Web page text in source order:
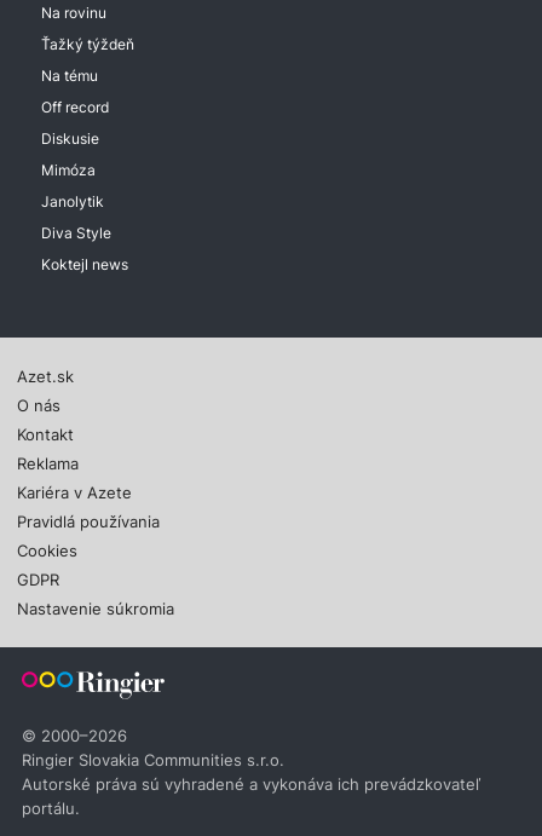
Na rovinu
Ťažký týždeň
Na tému
Off record
Diskusie
Mimóza
Janolytik
Diva Style
Koktejl news
Azet.sk
O nás
Kontakt
Reklama
Kariéra v Azete
Pravidlá používania
Cookies
GDPR
Nastavenie súkromia
© 2000–2026
Ringier Slovakia Communities s.r.o.
Autorské práva sú vyhradené a vykonáva ich prevádzkovateľ
portálu.